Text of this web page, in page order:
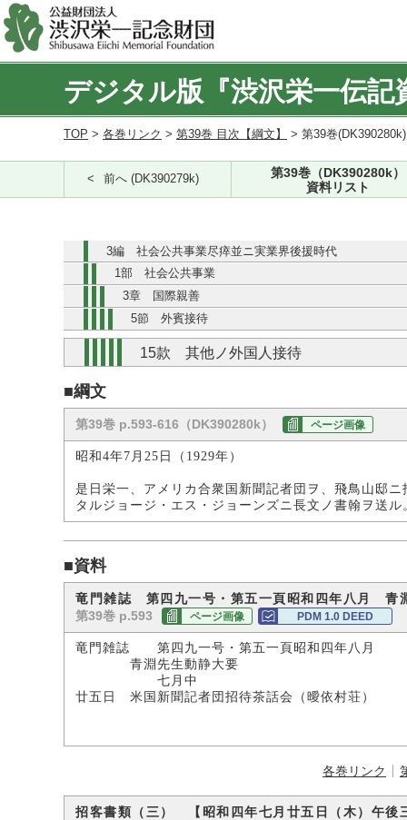
デジタル版『渋沢栄一伝記
TOP > 各巻リンク > 第39巻 目次【綱文】 > 第39巻
前へ (DK390279k)
第39巻（DK390280k）
資料リスト
3編 社会公共事業尽瘁並ニ実業界後援時代
1部 社会公共事業
3章 国際親善
5節 外賓接待
15款 其他ノ外国人接待
■綱文
第39巻 p.593-616（DK390280k） ページ画像
昭和4年7月25日（1929年）
是日栄一、アメリカ合衆国新聞記者団ヲ、飛鳥山邸
タルジョージ・エス・ジョーンズニ長文ノ書翰ヲ送ル
■資料
竜門雑誌 第四九一号・第五一頁昭和四年八月 青
第39巻 p.593 ページ画像 PDM 1.0 DEED
竜門雑誌 第四九一号・第五一頁昭和四年八月
青淵先生動静大要
七月中
廿五日 米国新聞記者団招待茶話会（曖依村荘）
各巻リンク
招客書類（三） 【昭和四年七月廿五日（木）午